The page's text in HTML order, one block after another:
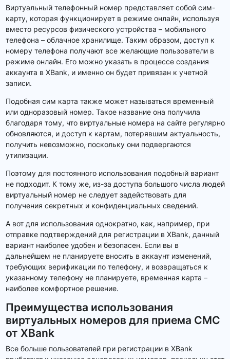
Виртуальный телефонный номер представляет собой сим-
карту, которая функционирует в режиме онлайн, используя
вместо ресурсов физического устройства – мобильного
телефона – облачное хранилище. Таким образом, доступ к
номеру телефона получают все желающие пользователи в
режиме онлайн. Его можно указать в процессе создания
аккаунта в XBank, и именно он будет привязан к учетной
записи.
Подобная сим карта также может называться временный
или одноразовый номер. Такое название она получила
благодаря тому, что виртуальные номера на сайте регулярно
обновляются, и доступ к картам, потерявшим актуальность,
получить невозможно, поскольку они подвергаются
утилизации.
Поэтому для постоянного использования подобный вариант
не подходит. К тому же, из-за доступа большого числа людей
виртуальный номер не следует задействовать для
получения секретных и конфиденциальных сведений.
А вот для использования однократно, как, например, при
отправке подтверждений для регистрации в XBank, данный
вариант наиболее удобен и безопасен. Если вы в
дальнейшем не планируете вносить в аккаунт изменений,
требующих верификации по телефону, и возвращаться к
указанному телефону не планируете, временная карта –
наиболее комфортное решение.
Преимущества использования
виртуальных номеров для приема СМС
от XBank
Все больше пользователей при регистрации в XBank